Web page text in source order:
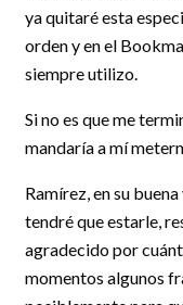
ya quitaré esta
orden y en el
siempre utilizo.
Si no es que me
mandaría a mí
Ramírez, en su
tendré que estarle,
agradecido por
momentos algunos